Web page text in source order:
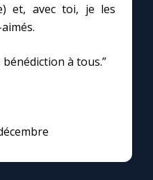
et, avec toi, je les
à tous.”